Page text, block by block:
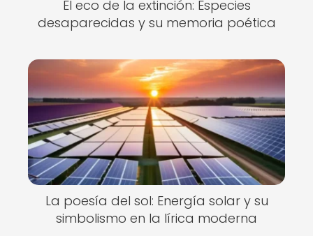
El eco de la extinción: Especies
desaparecidas y su memoria poética
La poesía del sol: Energía solar y su
simbolismo en la lírica moderna